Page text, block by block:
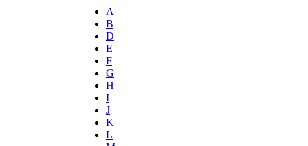
A
B
D
E
F
G
H
I
J
K
L